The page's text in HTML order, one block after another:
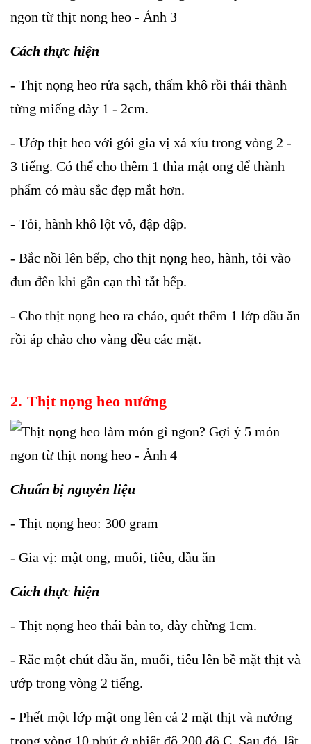
Cách thực hiện
- Thịt nọng heo rửa sạch, thấm khô rồi thái thành
từng miếng dày 1 - 2cm.
- Ướp thịt heo với gói gia vị xá xíu trong vòng 2 -
3 tiếng. Có thể cho thêm 1 thìa mật ong để thành
phẩm có màu sắc đẹp mắt hơn.
- Tỏi, hành khô lột vỏ, đập dập.
- Bắc nồi lên bếp, cho thịt nọng heo, hành, tỏi vào
đun đến khi gần cạn thì tắt bếp.
- Cho thịt nọng heo ra chảo, quét thêm 1 lớp dầu ăn
rồi áp chảo cho vàng đều các mặt.
2. Thịt nọng heo nướng
Chuẩn bị nguyên liệu
- Thịt nọng heo: 300 gram
- Gia vị: mật ong, muối, tiêu, dầu ăn
Cách thực hiện
- Thịt nọng heo thái bản to, dày chừng 1cm.
- Rắc một chút dầu ăn, muối, tiêu lên bề mặt thịt và
ướp trong vòng 2 tiếng.
- Phết một lớp mật ong lên cả 2 mặt thịt và nướng
trong vòng 10 phút ở nhiệt độ 200 độ C. Sau đó, lật